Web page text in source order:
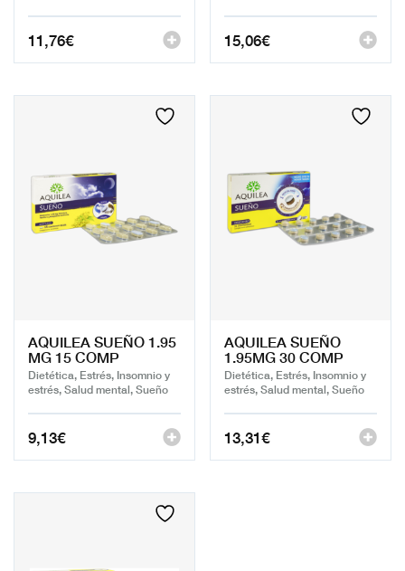
11,76€ 15,06€
AQUILEA SUEÑO 1.95
MG 15 COMP
Dietética, Estrés, Insomnio y
estrés, Salud mental, Sueño
9,13€
AQUILEA SUEÑO
1.95MG 30 COMP
Dietética, Estrés, Insomnio y
estrés, Salud mental, Sueño
13,31€